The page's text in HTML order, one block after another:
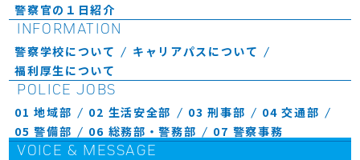
警察官の１日紹介
INFORMATION
警察学校について
キャリアパスについて
福利厚生について
POLICE JOBS
01 地域部 02 生活安全部 03 刑事部
04 交通部
05 警備部
06 総務部・警務部 07 警察事務
VOICE & MESSAGE